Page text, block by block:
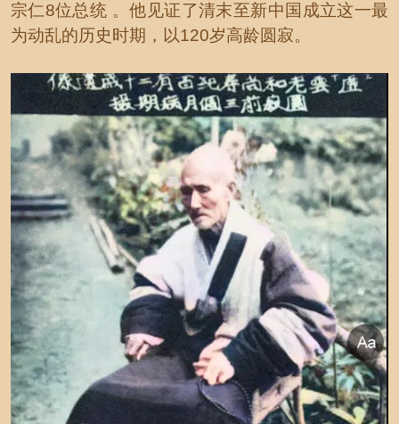
宗仁8位总统 。他见证了清末至新中国成立这一最
为动乱的历史时期，以120岁高龄圆寂。